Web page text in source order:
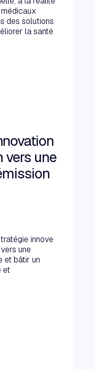
des solutions
la santé
vers une
innove
une
et bâtir un
et